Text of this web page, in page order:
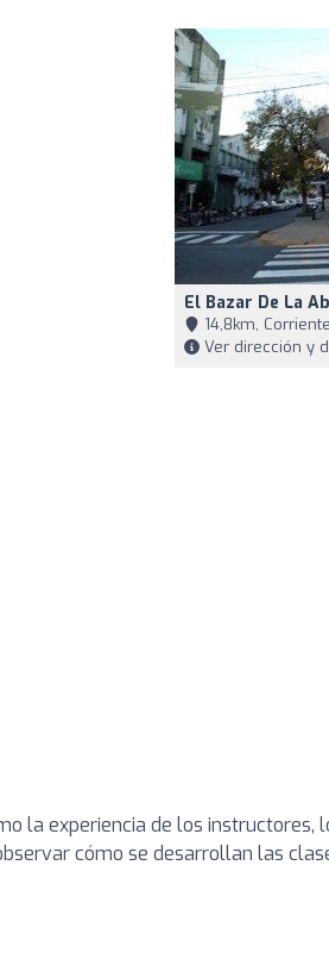
El Bazar De La
14,8km,
Ver dirección y
la experiencia de los instructores,
cómo se desarrollan las